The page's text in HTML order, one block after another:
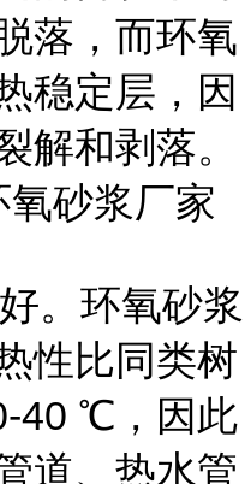
落，而环氧
稳定层，因
解和剥落。
。环氧砂浆
性比同类树
40 ℃，因此
道、热水管